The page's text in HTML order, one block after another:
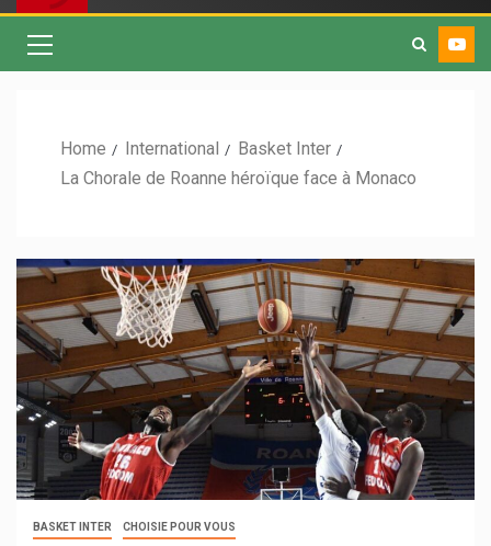
Home International
Basket Inter
La Chorale de Roanne héroïque face à Monaco
BASKET INTER CHOISIE POUR VOUS